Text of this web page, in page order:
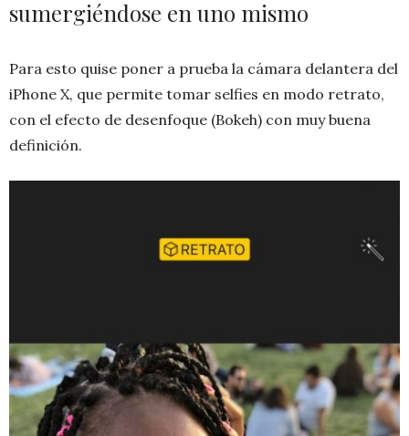
sumergiéndose en uno mismo
Para esto quise poner a prueba la cámara delantera del
iPhone X, que permite tomar selfies en modo retrato,
con el efecto de desenfoque (Bokeh) con muy buena
definición.